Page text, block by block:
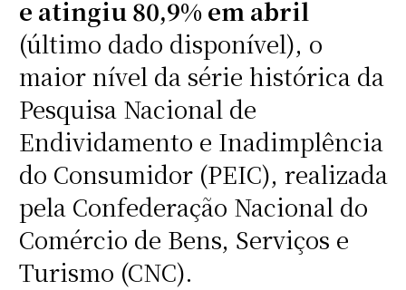
e atingiu 80,9% em abril
(último dado disponível), o
maior nível da série histórica da
Pesquisa Nacional de
Endividamento e Inadimplência
do Consumidor (PEIC), realizada
pela Confederação Nacional do
Comércio de Bens, Serviços e
Turismo (CNC).